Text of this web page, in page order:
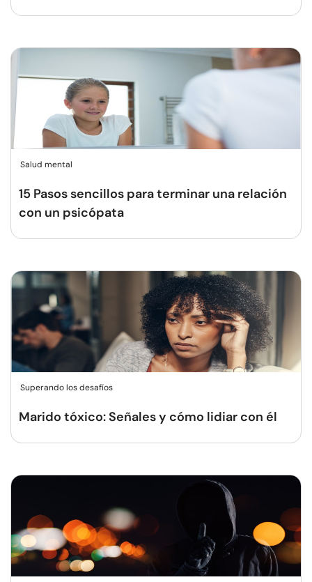
Salud mental
15 Pasos sencillos para terminar una relación
con un psicópata
Superando los desafíos
Marido tóxico: Señales y cómo lidiar con él